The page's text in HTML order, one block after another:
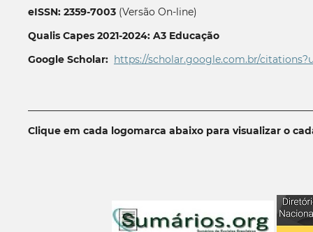
eISSN: 2359-7003(Versão On-line)
Qualis Capes 2021-2024: A3 Educação
Google Scholar: https://scholar.google.com.br/
Clique em cada logomarca abaixo para visualizar o